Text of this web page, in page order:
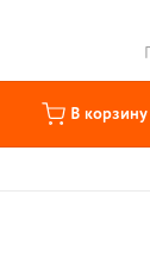
В корзину